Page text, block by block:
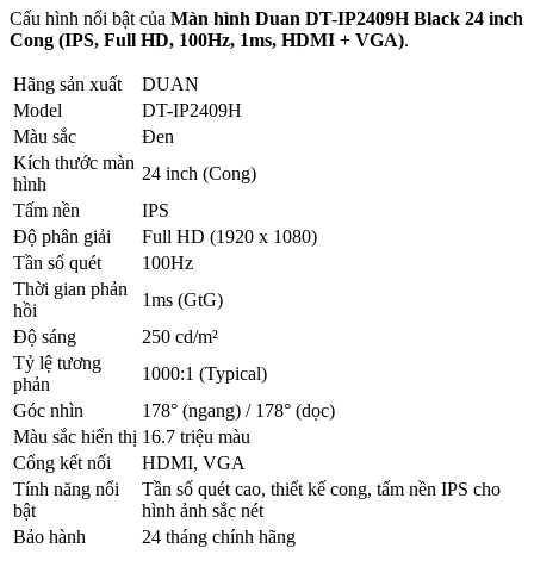
Cấu hình nổi bật của Màn hình Duan DT-IP2409H Black 24 inch
Cong (IPS, Full HD, 100Hz, 1ms, HDMI + VGA).
Hãng sản xuất
DUAN
Model
DT-IP2409H
Màu sắc
Đen
Kích thước màn
hình
24 inch (Cong)
Tấm nền
IPS
Độ phân giải
Full HD (1920 x 1080)
Tần số quét
100Hz
Thời gian phản
hồi
1ms (GtG)
Độ sáng
250 cd/m²
Tỷ lệ tương
phản
1000:1 (Typical)
Góc nhìn
178° (ngang) / 178° (dọc)
Màu sắc hiển thị 16.7 triệu màu
Cổng kết nối
HDMI, VGA
Tính năng nổi
bật
Tần số quét cao, thiết kế cong, tấm nền IPS cho
hình ảnh sắc nét
Bảo hành
24 tháng chính hãng